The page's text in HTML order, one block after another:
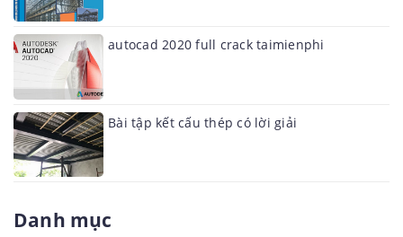
autocad 2020 full crack taimienphi
Bài tập kết cấu thép có lời giải
Danh mục